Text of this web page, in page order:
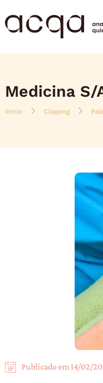
Medicina S/
Início Clipping
Publicado em 14/02/